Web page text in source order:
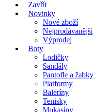
Zavřít
Novinky
Nové zboží
Nejprodávanější
Výprodej
Boty
Lodičky
Sandály
Pantofle a žabky
Platformy
Baleríny
Tenisky
Mokasíny